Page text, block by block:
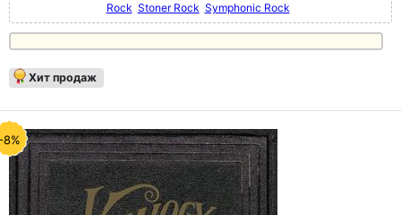
Rock Stoner Rock Symphonic Rock
Хит продаж
8%